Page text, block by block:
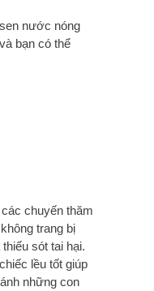
nước nóng
bạn có thể
chuyến thăm
trang bị
sót tai hại.
lều tốt giúp
những con